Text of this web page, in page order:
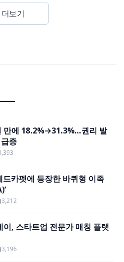
더보기
만에 18.2%→31.3%…권리 발
증
카펫에 등장한 바퀴형 이족
3,212
이, 스타트업 전문가 매칭 플랫
3,196